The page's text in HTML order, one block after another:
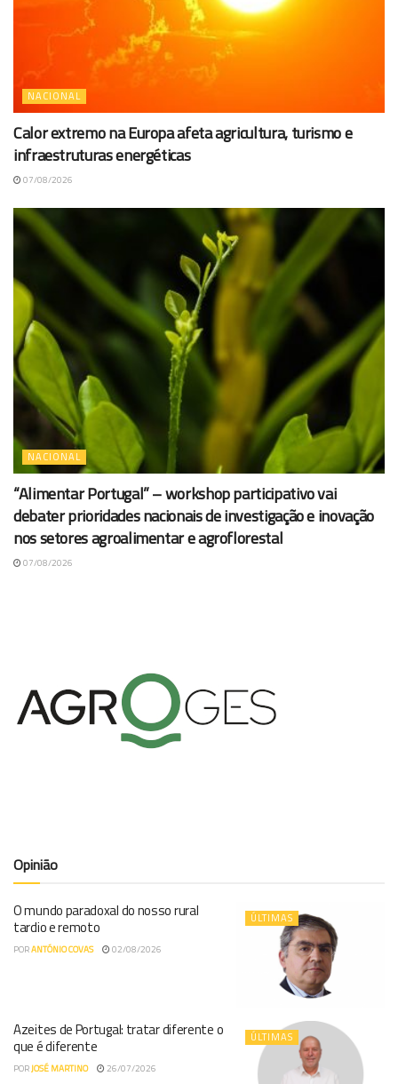
NACIONAL
Calor extremo na Europa afeta agricultura, turismo e
infraestruturas energéticas
07/08/2026
NACIONAL
“Alimentar Portugal” – workshop participativo vai
debater prioridades nacionais de investigação e inovação
nos setores agroalimentar e agroflorestal
07/08/2026
Opinião
ÚLTIMAS
O mundo paradoxal do nosso rural
tardio e remoto
PORANTÓNIO COVAS 02/08/2026
ÚLTIMAS
Azeites de Portugal: tratar diferente o
que é diferente
PORJOSÉ MARTINO 26/07/2026